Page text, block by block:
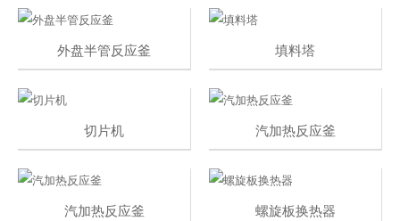
外盘半管反应釜 填料塔
切片机 汽加热反应釜
汽加热反应釜 螺旋板换热器